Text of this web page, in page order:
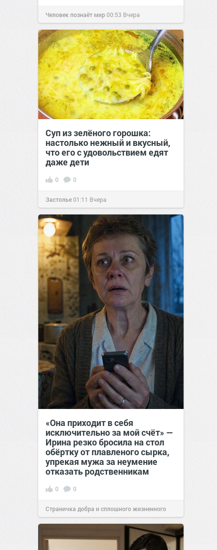
Человек познаёт мир00:53 Вчера
Суп из зелёного горошка:
настолько нежный и вкусный,
что его с удовольствием едят
даже дети
0 0
Застолье01:11 Вчера
«Она приходит в себя
исключительно за мой счёт» —
Ирина резко бросила на стол
обёртку от плавленого сырка,
упрекая мужа за неумение
отказать родственникам
0 0
Страничка добра и сплошного жизненного
позитива!00:28Вчера